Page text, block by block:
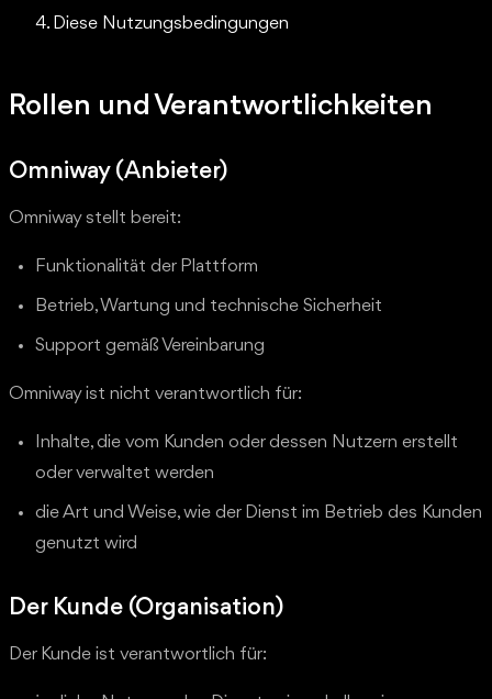
Diese Nutzungsbedingungen
Rollen und Verantwortlichkeiten
Omniway (Anbieter)
Omniway stellt bereit:
Funktionalität der Plattform
Betrieb, Wartung und technische Sicherheit
Support gemäß Vereinbarung
Omniway ist nicht verantwortlich für:
Inhalte, die vom Kunden oder dessen Nutzern erstellt
oder verwaltet werden
die Art und Weise, wie der Dienst im Betrieb des Kunden
genutzt wird
Der Kunde (Organisation)
Der Kunde ist verantwortlich für: